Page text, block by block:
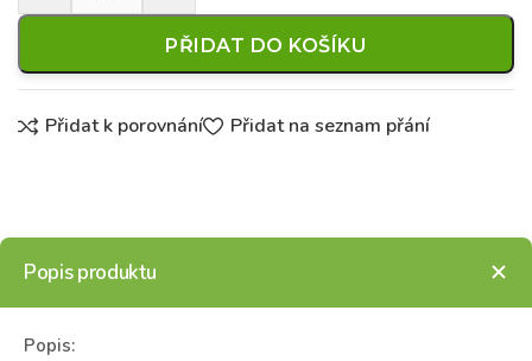
PŘIDAT DO KOŠÍKU
Přidat k porovnání Přidat na seznam přání
Popis produktu
Popis: